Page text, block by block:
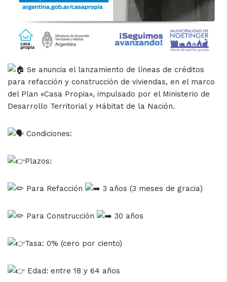
Se anuncia el lanzamiento de líneas de créditos
para refacción y construcción de viviendas, en el marco
del Plan «Casa Propia», impulsado por el Ministerio de
Desarrollo Territorial y Hábitat de la Nación.
Condiciones:
Plazos:
Para Refacción 3 años (3 meses de gracia)
Para Construcción 30 años
Tasa: 0% (cero por ciento)
Edad: entre 18 y 64 años